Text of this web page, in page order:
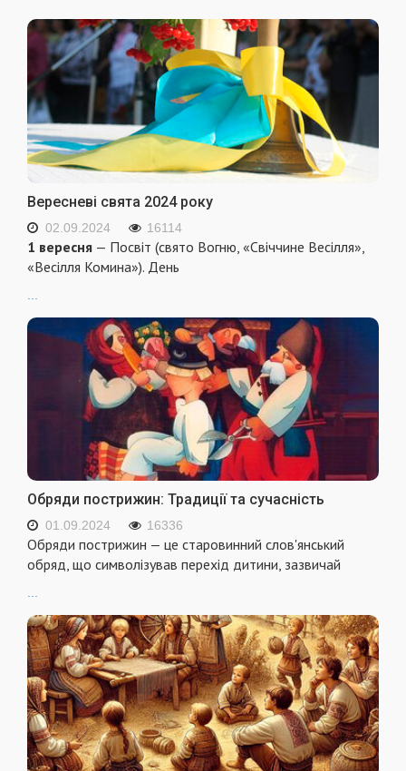
Вересневі свята 2024 року
02.09.2024 16114
1 вересня — Посвіт (свято Вогню, «Свіччине Весілля»,
«Весілля Комина»). День
Обряди пострижин: Традиції та сучасність
01.09.2024 16336
Обряди пострижин — це старовинний слов'янський
обряд, що символізував перехід дитини, зазвичай